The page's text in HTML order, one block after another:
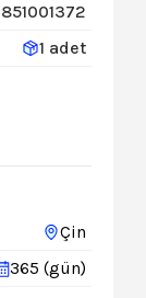
1 adet
Çin
365 (gün)